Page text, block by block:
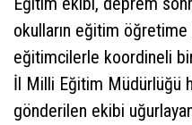
okulların eğitim öğretime
eğitimcilerle koordineli
İl Milli Eğitim Müdürlüğü
gönderilen ekibi